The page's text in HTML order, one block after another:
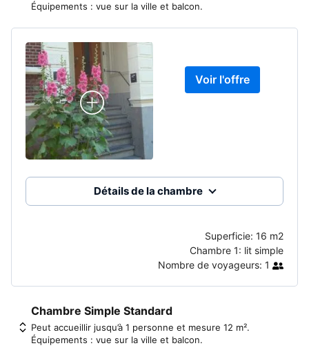
Équipements : vue sur la ville et balcon.
Voir l'offre
Détails de la chambre
Superficie: 16 m2
Chambre 1: lit simple
Nombre de voyageurs: 1
Chambre Simple Standard
Peut accueillir jusqu’à 1 personne et mesure 12 m².
Équipements : vue sur la ville et balcon.